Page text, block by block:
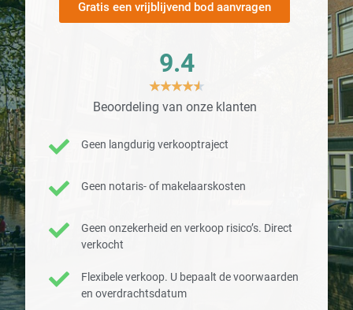
Gratis een vrijblijvend bod aanvragen
9.4
★★★★★
Beoordeling van onze klanten
Geen langdurig verkooptraject
Geen notaris- of makelaarskosten
Geen onzekerheid en verkoop risico’s. Direct
verkocht
Flexibele verkoop. U bepaalt de voorwaarden
en overdrachtsdatum